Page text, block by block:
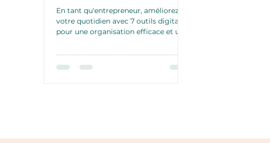
En tant qu'entrepreneur, améliorez
votre quotidien avec 7 outils digitaux
pour une organisation efficace et un